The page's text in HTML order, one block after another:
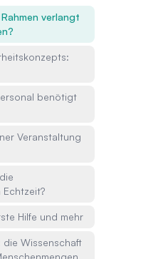
verlangt
benötigt
Veranstaltung
Hilfe und mehr
Wissenschaft